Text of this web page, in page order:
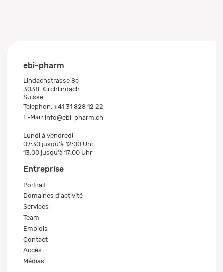
ebi-pharm
Lindachstrasse 8c
3038 Kirchlindach
Suisse
Telephon: +41 31 828 12 22
E-Mail: info@ebi-pharm.ch
Lundi à vendredi
07:30 jusqu'à 12:00 Uhr
13:00 jusqu'à 17:00 Uhr
Entreprise
Portrait
Domaines d'activité
Services
Team
Emplois
Contact
Accès
Médias